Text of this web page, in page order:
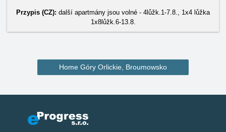
Przypis (CZ): další apartmány jsou volné - 4lůžk.1-7.8., 1x4 lůžka
1x8lůžk.6-13.8.
Home Góry Orlickie, Broumowsko